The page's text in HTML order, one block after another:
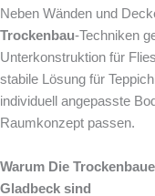
Neben Wänden und
Trockenbau-Techniken
Unterkonstruktion für
stabile Lösung für
individuell angepasste
Raumkonzept passen.
Warum Die
Gladbeck sind